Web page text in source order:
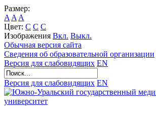
Размер:
A A A
Цвет: C C C
Изображения Вкл. Выкл.
Обычная версия сайта
Сведения об образовательной организации
Версия для слабовидящих EN
Версия для слабовидящих EN